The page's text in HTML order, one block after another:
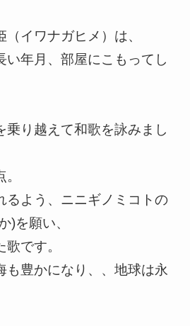
イワナガヒメ）は、
い年月、部屋にこもってし
乗り越えて和歌を詠みまし
るよう、ニニギノミコトの
)を願い、
です。
も豊かになり、、地球は永